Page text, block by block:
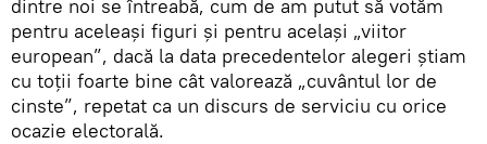
dintre noi se întreabă, cum de am putut să votăm
pentru aceleaşi figuri şi pentru acelaşi „viitor
european”, dacă la data precedentelor alegeri ştiam
cu toţii foarte bine cât valorează „cuvântul lor de
cinste”, repetat ca un discurs de serviciu cu orice
ocazie electorală.